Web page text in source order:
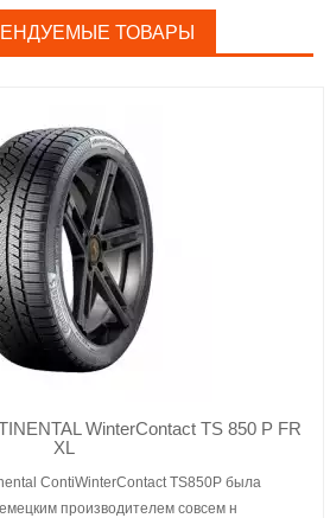
ТОВАРЫ
WinterContact TS 850 P FR
XL
ContiWinterContact TS850P была
производителем совсем н